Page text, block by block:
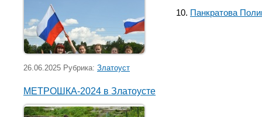
26.06.2025 Рубрика: Златоуст
МЕТРОШКА-2024 в Златоусте
Панкратова